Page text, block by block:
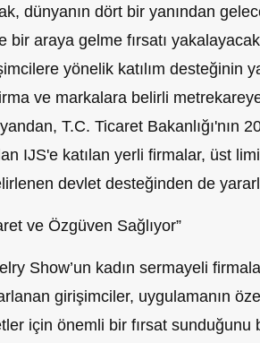
dünyanın dört bir yanından
bir araya gelme fırsatı
yönelik katılım desteğinin
ve markalara belirli
T.C. Ticaret Bakanlığı'nın
IJS'e katılan yerli firmalar, üst
devlet desteğinden de
ve Özgüven Sağlıyor”
Show’un kadın sermayeli
girişimciler, uygulamanın
için önemli bir fırsat sunduğunu